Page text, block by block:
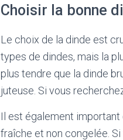
Choisir la bonne
Le choix de la dinde est
types de dindes, mais la
plus tendre que la dinde
juteuse. Si vous
Il est également important
fraîche et non congelée.